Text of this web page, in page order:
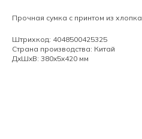
Прочная сумка с принтом из хлопка
Штрихкод: 4048500425325
Страна производства: Китай
ДxШxВ: 380x5x420 мм